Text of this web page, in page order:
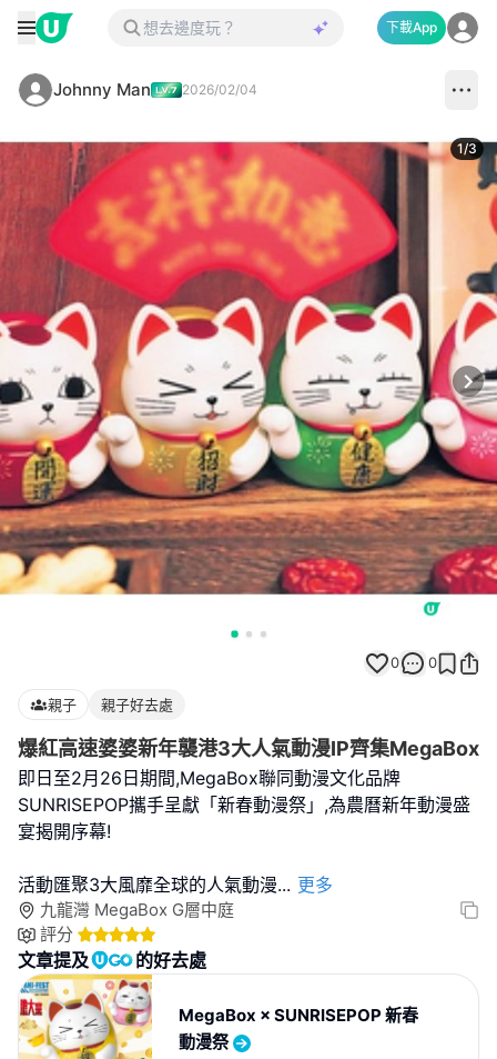
下載App
Johnny Man 2026/02/04
1/3
0 0
親子 親子好去處
爆紅高速婆婆新年襲港3大人氣動漫IP齊集MegaBox
即日至2月26日期間,MegaBox聯同動漫文化品牌
SUNRISEPOP攜手呈獻「新春動漫祭」,為農曆新年動漫盛
宴揭開序幕!
活動匯聚3大風靡全球的人氣動漫... 更多
九龍灣 MegaBox G層中庭
評分
文章提及 的好去處
MegaBox × SUNRISEPOP 新春
動漫祭